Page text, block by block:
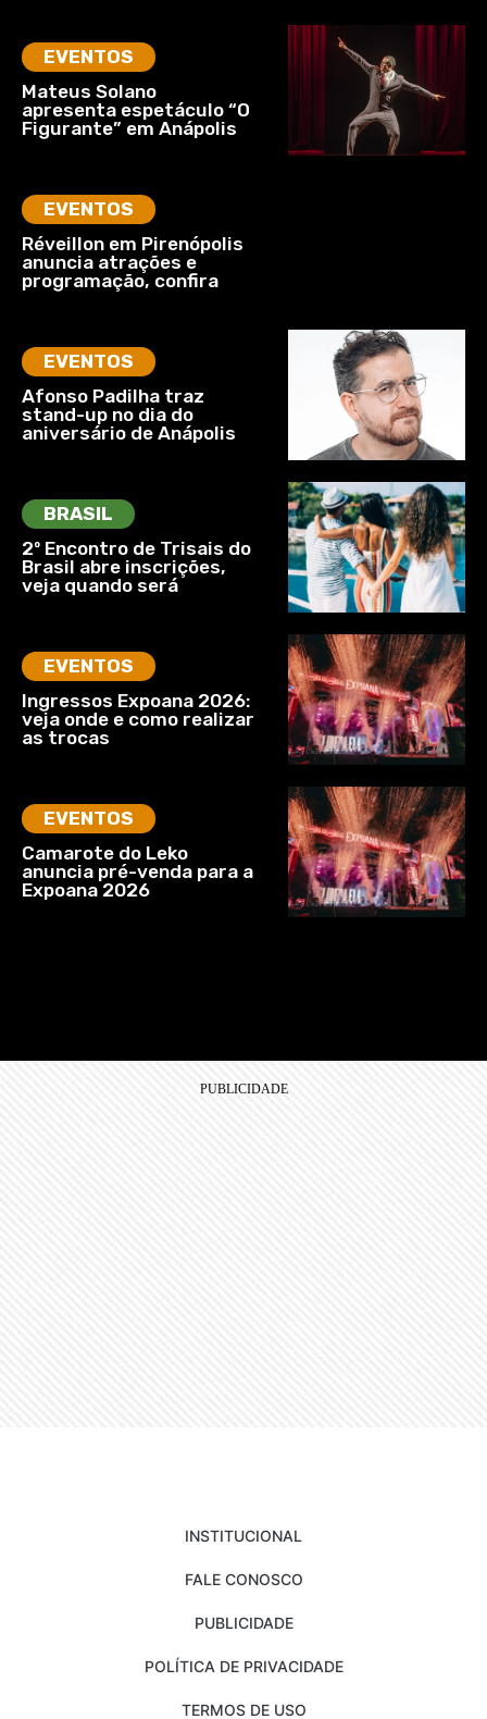
EVENTOS
Mateus Solano
apresenta espetáculo “O
Figurante” em Anápolis
EVENTOS
Réveillon em Pirenópolis
anuncia atrações e
programação, confira
EVENTOS
Afonso Padilha traz
stand-up no dia do
aniversário de Anápolis
BRASIL
2º Encontro de Trisais do
Brasil abre inscrições,
veja quando será
EVENTOS
Ingressos Expoana 2026:
veja onde e como realizar
as trocas
EVENTOS
Camarote do Leko
anuncia pré-venda para a
Expoana 2026
INSTITUCIONAL
FALE CONOSCO
PUBLICIDADE
POLÍTICA DE PRIVACIDADE
TERMOS DE USO